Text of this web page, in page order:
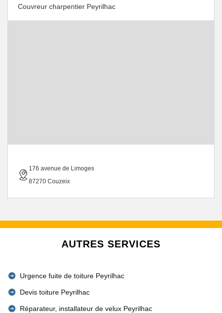
Couvreur charpentier Peyrilhac
176 avenue de Limoges
87270 Couzeix
AUTRES SERVICES
Urgence fuite de toiture Peyrilhac
Devis toiture Peyrilhac
Réparateur, installateur de velux Peyrilhac